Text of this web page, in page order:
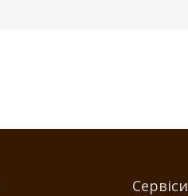
Сервіси